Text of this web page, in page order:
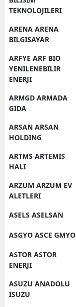
TEKNOLOJILERI
ARENA ARENA
BILGISAYAR
ARFYE ARF BIO
YENILENEBILIR
ENERJI
ARMGD ARMADA
GIDA
ARSAN ARSAN
HOLDING
ARTMS ARTEMIS
HALI
ARZUM ARZUM EV
ALETLERI
ASELS ASELSAN
ASGYO ASCE GMYO
ASTOR ASTOR
ENERJI
ASUZU ANADOLU
ISUZU